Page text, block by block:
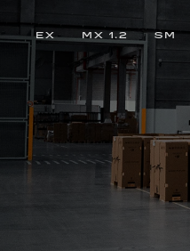
EX MX 1.2 SM